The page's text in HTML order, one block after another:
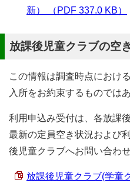
新） （PDF 337.0 KB）
放課後児童クラブの空
この情報は調査時点におけ
入所をお約束するものでは
利用申込み受付は、各放課
最新の定員空き状況および
後児童クラブへお問い合わ
放課後児童クラブ(学童